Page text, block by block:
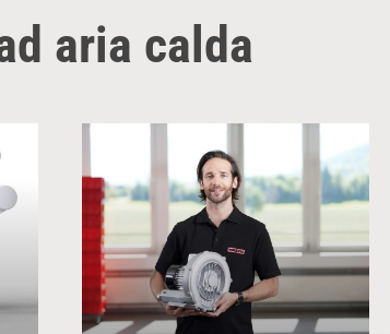
aria calda